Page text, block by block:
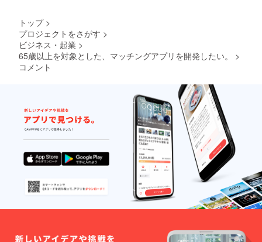
トップ >
プロジェクトをさがす >
ビジネス・起業 >
65歳以上を対象とした、マッチングアプリを開発したい。
>
コメント